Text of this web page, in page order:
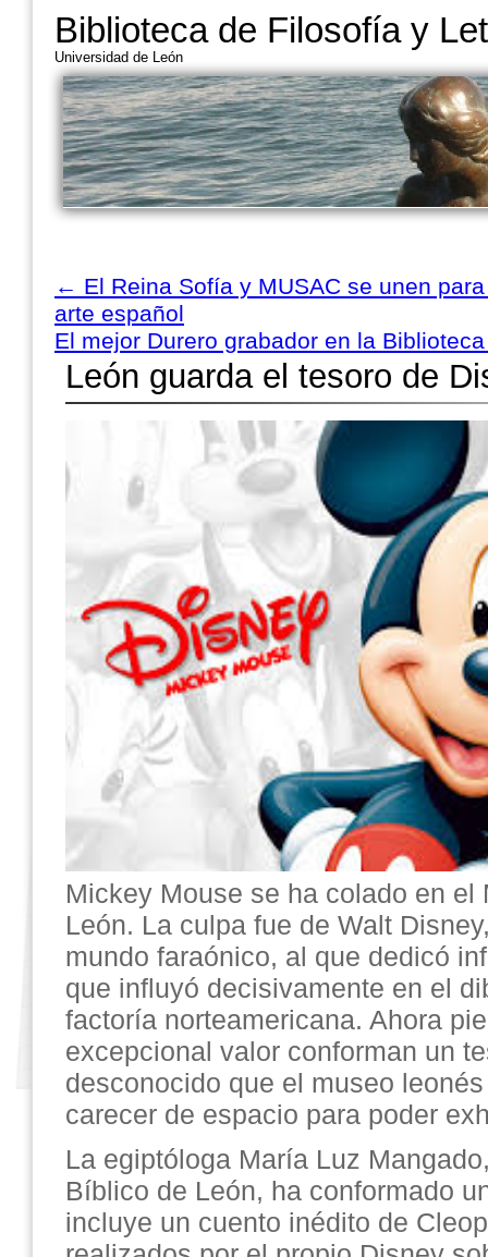
Biblioteca de Filosofía y
Universidad de León
← El Reina Sofía y MUSAC se unen
arte español
El mejor Durero grabador en la
León guarda el tesoro de
Mickey Mouse se ha colado en el
León. La culpa fue de Walt
mundo faraónico, al que dedicó
que influyó decisivamente en el
factoría norteamericana. Ahora
excepcional valor conforman un
desconocido que el museo
carecer de espacio para poder
La egiptóloga María Luz
Bíblico de León, ha conformado
incluye un cuento inédito de